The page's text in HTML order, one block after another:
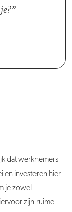
dat werknemers
en investeren hier
je zowel
zijn ruime